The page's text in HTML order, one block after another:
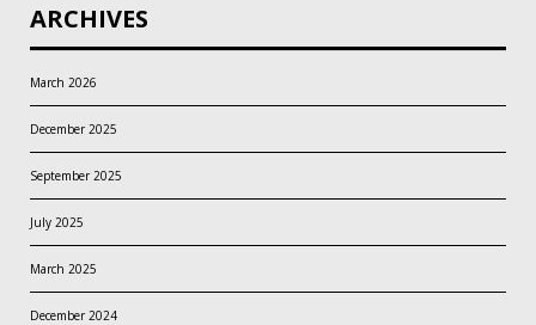
ARCHIVES
March 2026
December 2025
September 2025
July 2025
March 2025
December 2024